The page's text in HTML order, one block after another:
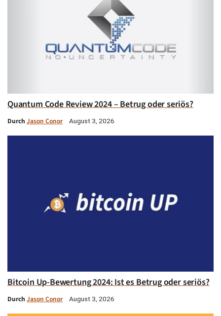
Quantum Code Review 2024 – Betrug oder seriös?
Durch Jason Conor August 3, 2026
Bitcoin Up-Bewertung 2024: Ist es Betrug oder seriös?
Durch Jason Conor August 3, 2026